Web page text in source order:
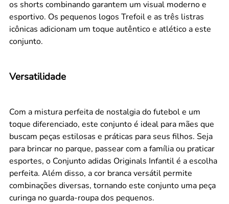
os shorts combinando garantem um visual moderno e
esportivo. Os pequenos logos Trefoil e as três listras
icônicas adicionam um toque autêntico e atlético a este
conjunto.
Versatilidade
Com a mistura perfeita de nostalgia do futebol e um
toque diferenciado, este conjunto é ideal para mães que
buscam peças estilosas e práticas para seus filhos. Seja
para brincar no parque, passear com a família ou praticar
esportes, o Conjunto adidas Originals Infantil é a escolha
perfeita. Além disso, a cor branca versátil permite
combinações diversas, tornando este conjunto uma peça
curinga no guarda-roupa dos pequenos.